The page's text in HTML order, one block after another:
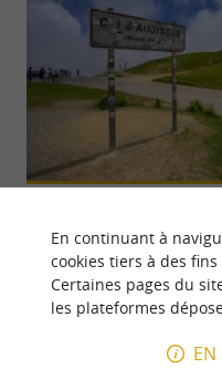
Le col d’Aubisque a été rendu
de France. À partir de Laruns,
lancer à ...
Béost
En continuant à
cookies tiers à des fins
Certaines pages du
les plateformes
EN